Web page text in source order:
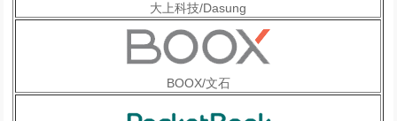
大上科技/Dasung
BOOX/文石